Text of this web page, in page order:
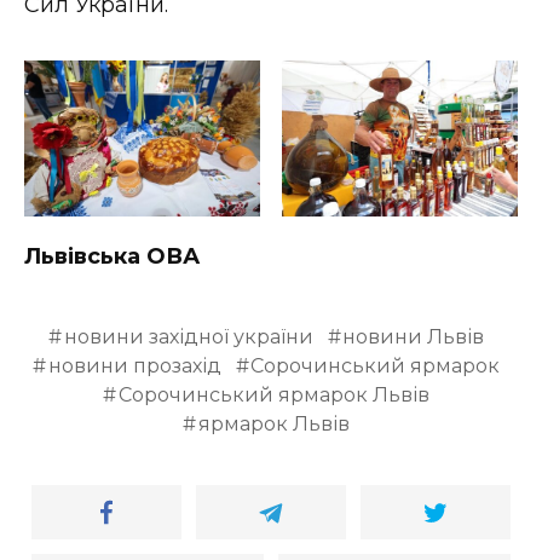
Львівська ОВА
новини західної україни
новини Львів
новини прозахід
Сорочинський ярмарок
Сорочинський ярмарок Львів
ярмарок Львів